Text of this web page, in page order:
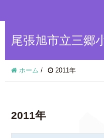
尾張旭市立三郷
ホーム / 2011年
2011年